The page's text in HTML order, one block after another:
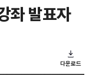
좌 발표자
다운로드